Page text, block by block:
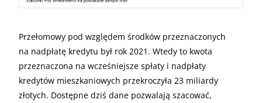
Przełomowy pod względem środków przeznaczonych
na nadpłatę kredytu był rok 2021. Wtedy to kwota
przeznaczona na wcześniejsze spłaty i nadpłaty
kredytów mieszkaniowych przekroczyła 23 miliardy
złotych. Dostępne dziś dane pozwalają szacować,